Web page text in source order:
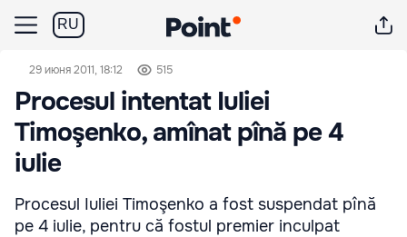
RU
29 июня 2011, 18:12 515
Procesul intentat Iuliei
Timoşenko, amînat pînă pe 4
iulie
Procesul Iuliei Timoşenko a fost suspendat pînă
pe 4 iulie, pentru că fostul premier inculpat